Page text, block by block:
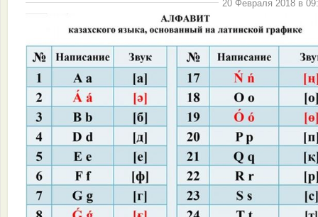
20 Февраля 2018 в